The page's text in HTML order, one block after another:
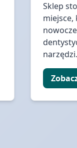
Sklep
miejsce,